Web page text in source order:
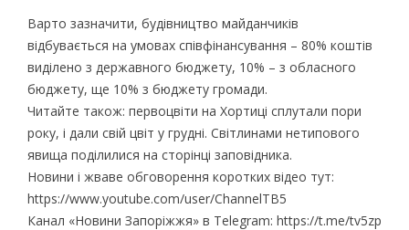
Варто зазначити, будівництво майданчиків
відбувається на умовах співфінансування – 80% коштів
виділено з державного бюджету, 10% – з обласного
бюджету, ще 10% з бюджету громади.
Читайте також: первоцвіти на Хортиці сплутали пори
року, і дали свій цвіт у грудні. Світлинами нетипового
явища поділилися на сторінці заповідника.
Новини і жваве обговорення коротких відео тут:
https://www.youtube.com/user/ChannelTB5
Канал «Новини Запоріжжя» в Telegram: https://t.me/tv5zp